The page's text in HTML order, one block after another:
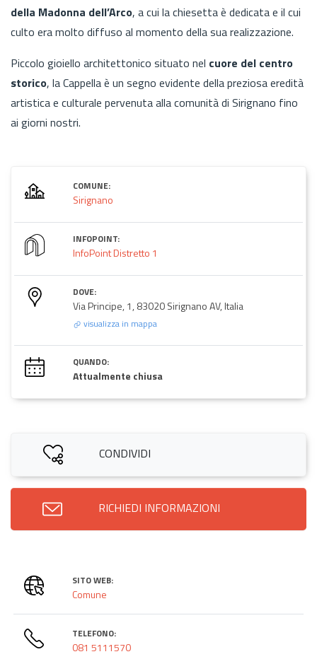
della Madonna dell’Arco, a cui la chiesetta è dedicata e il cui
culto era molto diffuso al momento della sua realizzazione.
Piccolo gioiello architettonico situato nel cuore del centro
storico, la Cappella è un segno evidente della preziosa eredità
artistica e culturale pervenuta alla comunità di Sirignano fino
ai giorni nostri.
COMUNE:
Sirignano
INFOPOINT:
InfoPoint Distretto 1
DOVE:
Via Principe, 1, 83020 Sirignano AV, Italia
visualizza in mappa
QUANDO:
Attualmente chiusa
CONDIVIDI
RICHIEDI INFORMAZIONI
SITO WEB:
Comune
TELEFONO:
081 5111570